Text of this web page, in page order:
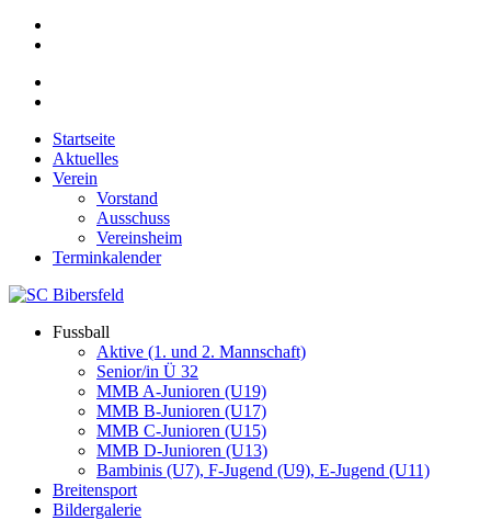
Startseite
Aktuelles
Verein
Vorstand
Ausschuss
Vereinsheim
Terminkalender
Fussball
Aktive (1. und 2. Mannschaft)
Senior/in Ü 32
MMB A-Junioren (U19)
MMB B-Junioren (U17)
MMB C-Junioren (U15)
MMB D-Junioren (U13)
Bambinis (U7), F-Jugend (U9), E-Jugend (U11)
Breitensport
Bildergalerie